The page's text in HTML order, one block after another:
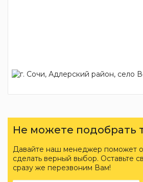
Не можете подобрать
Давайте наш менеджер поможет
сделать верный выбор. Оставьте
сразу же перезвоним Вам!